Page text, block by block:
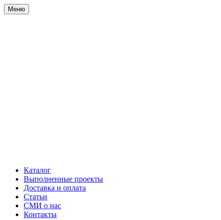
Меню
Каталог
Выполненные проекты
Доставка и оплата
Статьи
СМИ о нас
Контакты